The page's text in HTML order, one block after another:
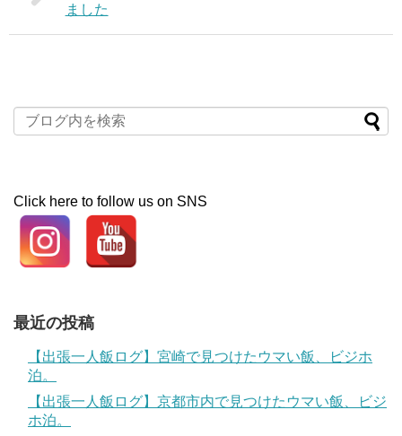
ました
Click here to follow us on SNS
最近の投稿
【出張一人飯ログ】宮崎で見つけたウマい飯、ビジホ
泊。
【出張一人飯ログ】京都市内で見つけたウマい飯、ビジ
ホ泊。